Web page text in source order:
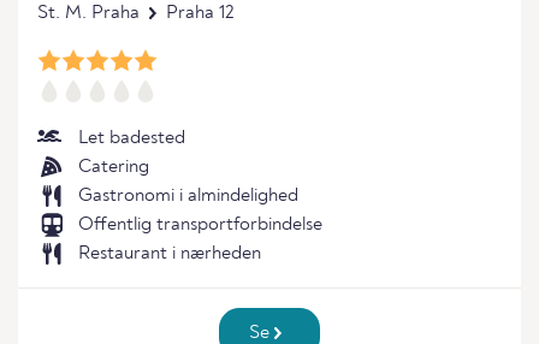
St. M. Praha Praha 12
Let badested
Catering
Gastronomi i almindelighed
Offentlig transportforbindelse
Restaurant i nærheden
Se